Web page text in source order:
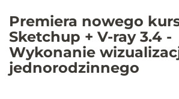
Premiera nowego
Sketchup + V-ray 3.4 -
Wykonanie
jednorodzinnego